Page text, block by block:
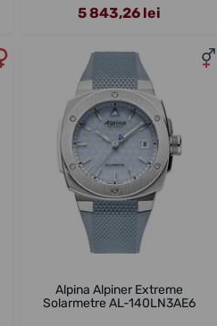
5 843,26 lei
Alpina Alpiner Extreme
Solarmetre AL-140LN3AE6